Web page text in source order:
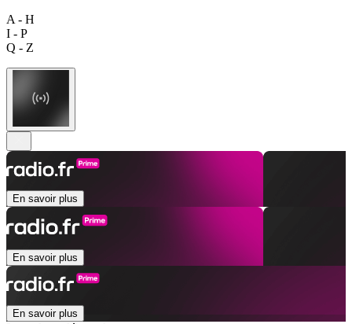
A - H
I - P
Q - Z
En savoir plus
En savoir plus
En savoir plus